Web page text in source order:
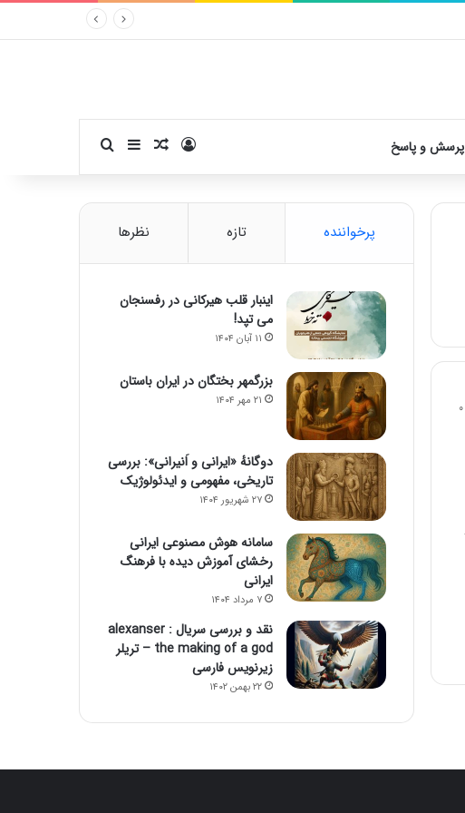
پرسش و پاسخ ورودنوشته تصادفی
سایدبارجستجو برای
۰
پرخواننده تازه نظرها
اینبار قلب هیرکانی در رفسنجان
می تپد!
۱۱ آبان ۱۴۰۴
بزرگمهر بختگان در ایران باستان
۲۱ مهر ۱۴۰۴
دوگانهٔ «ایرانی و اَنیرانی»: بررسی
تاریخی، مفهومی و ایدئولوژیک
۲۷ شهریور ۱۴۰۴
سامانه هوش مصنوعی ایرانی
رخشای آموزش دیده با فرهنگ
ایرانی
۷ مرداد ۱۴۰۴
نقد و بررسی سریال alexanser :
the making of a god – تریلر
زیرنویس فارسی
۲۲ بهمن ۱۴۰۲